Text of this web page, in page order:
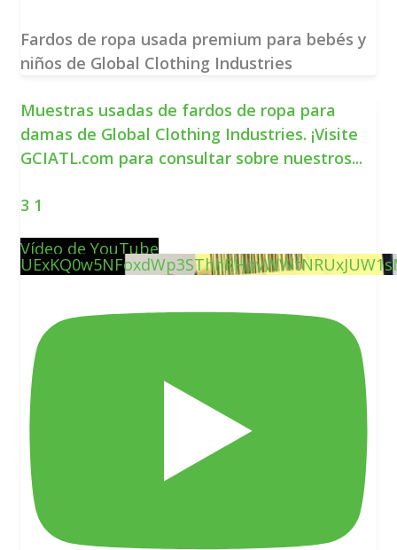
Fardos de ropa usada premium para bebés y
niños de Global Clothing Industries
Muestras usadas de fardos de ropa para
damas de Global Clothing Industries. ¡Visite
GCIATL.com para consultar sobre nuestros...
3 1
Vídeo de YouTube